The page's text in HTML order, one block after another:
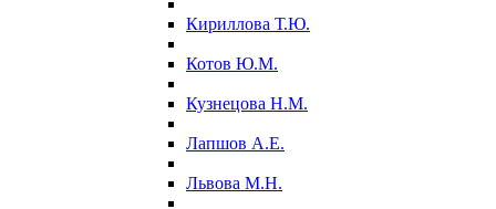
Кириллова Т.Ю.
Котов Ю.М.
Кузнецова Н.М.
Лапшов А.Е.
Львова М.Н.